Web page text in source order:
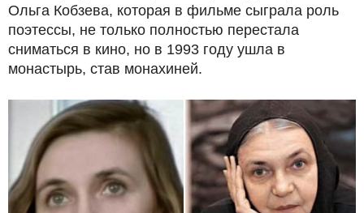
Ольга Кобзева, которая в фильме сыграла роль
поэтессы, не только полностью перестала
сниматься в кино, но в 1993 году ушла в
монастырь, став монахиней.